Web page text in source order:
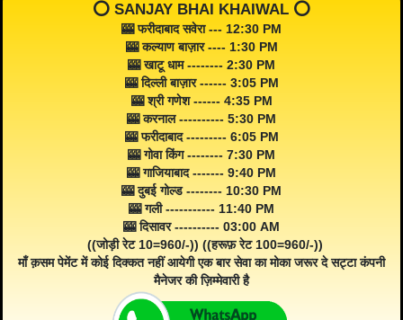
⭕️ SANJAY BHAI KHAIWAL ⭕️
🎰 फरीदाबाद सवेरा --- 12:30 PM
🎰 कल्याण बाज़ार ---- 1:30 PM
🎰 खाटू धाम -------- 2:30 PM
🎰 दिल्ली बाज़ार ------ 3:05 PM
🎰 श्री गणेश ------ 4:35 PM
🎰 करनाल ---------- 5:30 PM
🎰 फरीदाबाद --------- 6:05 PM
🎰 गोवा किंग -------- 7:30 PM
🎰 गाजियाबाद ------- 9:40 PM
🎰 दुबई गोल्ड -------- 10:30 PM
🎰 गली ----------- 11:40 PM
🎰 दिसावर ---------- 03:00 AM
((जोड़ी रेट 10=960/-)) ((हरूफ़ रेट 100=960/-))
माँ क़सम पेमेंट में कोई दिक्कत नहीं आयेगी एक बार सेवा का मोका जरूर दे सट्टा कंपनी
मैनेजर की ज़िम्मेवारी है